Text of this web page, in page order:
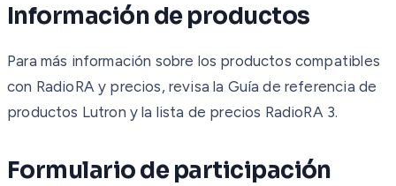
Información de productos
Para más información sobre los productos compatibles
con RadioRA y precios, revisa la Guía de referencia de
productos Lutron y la lista de precios RadioRA 3.
Formulario de participación